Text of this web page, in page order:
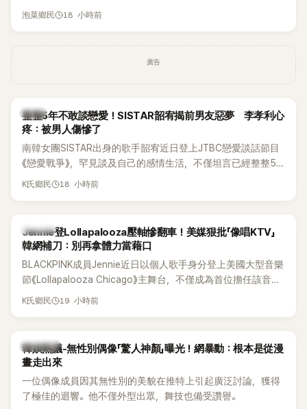
和音量？
泡菜鄉民 18 小時前
廣告
韓星
整整5年不敢談戀愛！SISTAR韶宥揭前男友惡夢 李孝利心
疼：被男人傷慘了
南韓女團SISTAR出身的歌手韶宥近日登上JTBC戀愛談話節目
《戀愛戰爭》，罕見談及自己的感情生活，不僅坦言已經整整5
年沒有談戀愛，更首度透露空窗至今的原因，全與上一段戀情
K氏鄉民 18 小時前
K-POP
Jennie登Lollapalooza壓軸慘翻車！美媒狠批「像唱KTV」
韓網補刀：別再拿體力當藉口
BLACKPINK成員Jennie近日以個人歌手身分登上美國大型音樂
節《Lollapalooza Chicago》主舞台，不僅成為首位擔任該音樂
節Headliner（壓軸主秀）的K-POP女SOLO歌手，寫下全新紀
形容整場演出「就像一場豪華KTV」。
K氏鄉民 19 小時前
熱議討論
韓娛熱議-無性別偶像「驚人神顏」曝光！網暴動：根本是從漫
畫走出來
一位偶像成員因其無性別的美貌在推特上引起廣泛討論，獲得
了極佳的迴響。他不僅外型出眾，舞技也備受讚譽。